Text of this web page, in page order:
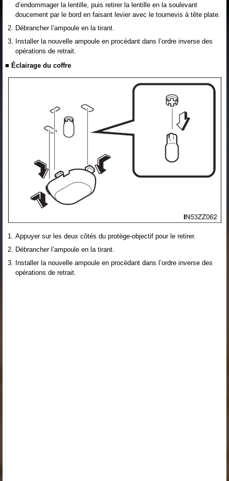
d’endommager la lentille, puis retirer la lentille en la soulevant
doucement par le bord en faisant levier avec le tournevis à tête plate.
Débrancher l’ampoule en la tirant.
Installer la nouvelle ampoule en procédant dans l’ordre inverse des
opérations de retrait.
■ Éclairage du coffre
Appuyer sur les deux côtés du protège-objectif pour le retirer.
Débrancher l’ampoule en la tirant.
Installer la nouvelle ampoule en procédant dans l’ordre inverse des
opérations de retrait.